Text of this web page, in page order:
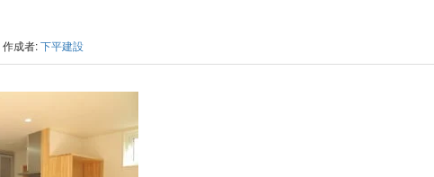
作成者:下平建設